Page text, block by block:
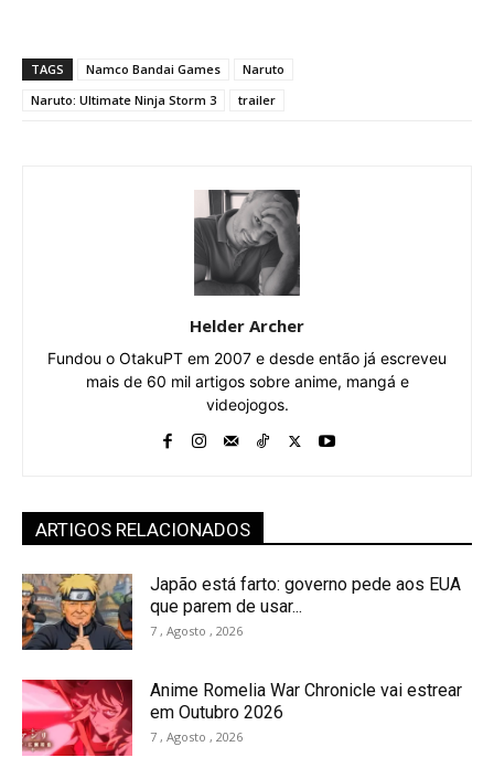
TAGS Namco Bandai Games
Naruto
Naruto: Ultimate Ninja Storm 3
trailer
Helder Archer
Fundou o OtakuPT em 2007 e desde então já escreveu
mais de 60 mil artigos sobre anime, mangá e
videojogos.
ARTIGOS RELACIONADOS
Japão está farto: governo pede aos EUA
que parem de usar...
7 , Agosto , 2026
Anime Romelia War Chronicle vai estrear
em Outubro 2026
7 , Agosto , 2026